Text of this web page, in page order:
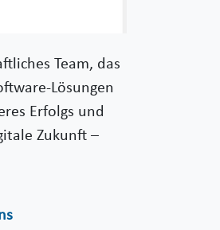
Team, das
Lösungen
Erfolgs und
Zukunft –